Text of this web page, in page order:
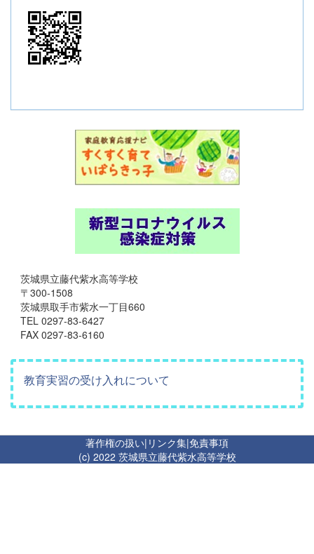
茨城県立藤代紫水高等学校
〒300-1508
茨城県取手市紫水一丁目660
TEL 0297-83-6427
FAX 0297-83-6160
教育実習の受け入れについて
著作権の扱い| リンク集|免責事項
(c) 2022 茨城県立藤代紫水高等学校